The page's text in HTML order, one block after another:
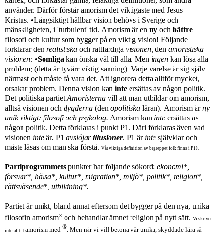
använder. Därför förstår amorism det viktigaste med Jesus
Kristus. •Långsiktigt hållbar vision behövs i Sverige och
mänskligheten, i 'turbulent' tid. Amorism är en ny och bättre
filosofi och kultur som bygger på en viktig vision! Följande
förklarar den realistiska och rättfärdiga visionen, den amoristiska
visionen: •Somliga kan önska väl till alla. Men ingen kan lösa alla
problem; (detta är tyvärr viktig sanning). Varje varelse är sig själv
närmast och måste få vara det. Att ignorera detta alltför mycket,
orsakar problem. Denna vision kan inte ersättas av någon politik.
Det politiska partiet Amoristerna vill att man utbildar om amorism,
alltså visionen och dygderna (den opolitiska läran). Amorism ärny
unik viktigt: filosofi och psykolog. Amorism kan inte ersättas av
någon politik. Detta förklaras i punkt P1. Däri förklaras även vad
visionen inte är. P1 avslöjarillusioner. P1 är inte självklar och
måste läsas om man ska förstå. Vår viktiga definition av begreppet folk finns i P10.
Partiprogrammets punkter harföljande sökord: ekonomi*,
försvar*, hälsa*, kultur*, migration*, miljö*, politik*, religion*,
rättsväsende*, utbildning*.
Partiet är unikt, bland annat eftersom det bygger på den nya, unika
filosofin amorism® och behandlar ämnet religion på nytt sätt. Vi skriver
inte alltid amorism med ®. Men när vi vill betona vår unika, skyddade lära så